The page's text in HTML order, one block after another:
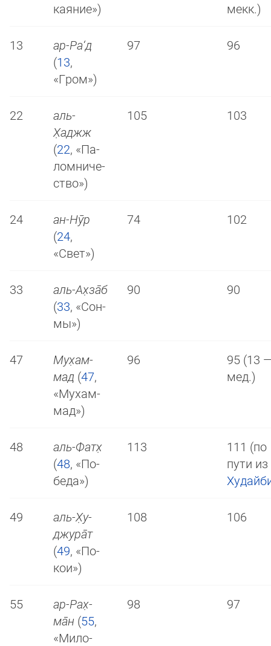
кая­ние»)
мекк.)
13
ар-Ра‘д
(13,
«Гром»)
97 96
22
аль-
Х̣аджж
(22, «Па­
лом­ни­че­
ст­во»)
105 103
24
ан-Нӯр
(24,
«Свет»)
74 102
33
аль-Ах̣­за̄б
(33, «Сон­
мы»)
90 90
47
Му­х̣ам­
мад (47,
«Му­хам­
мад»)
96
95 (13
мед.)
48
аль-Фатх̣
(48, «По­
бе­да»)
113
111 (по
пути из
49
аль-Х̣у­
джу­ра̄т
(49, «По­
кои»)
108 106
55
ар-Рах̣­
ма̄н (55,
«Ми­ло­
98 97